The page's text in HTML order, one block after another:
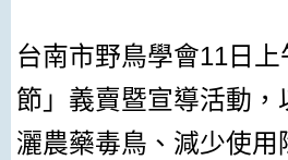
台南市野鳥學會11日
節」義賣暨宣導活動
灑農藥毒鳥、減少使